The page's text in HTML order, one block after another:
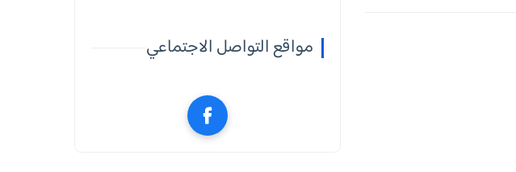
مواقع التواصل الاجتماعي